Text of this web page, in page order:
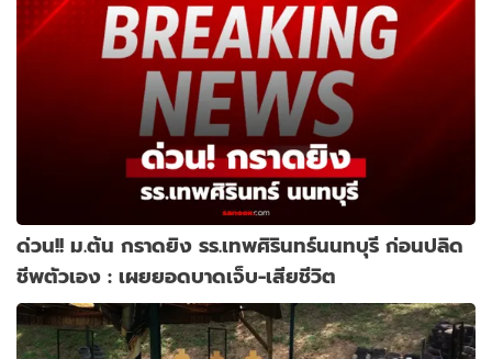
ด่วน!! ม.ต้น กราดยิง รร.เทพศิรินทร์นนทบุรี ก่อนปลิด
ชีพตัวเอง : เผยยอดบาดเจ็บ-เสียชีวิต